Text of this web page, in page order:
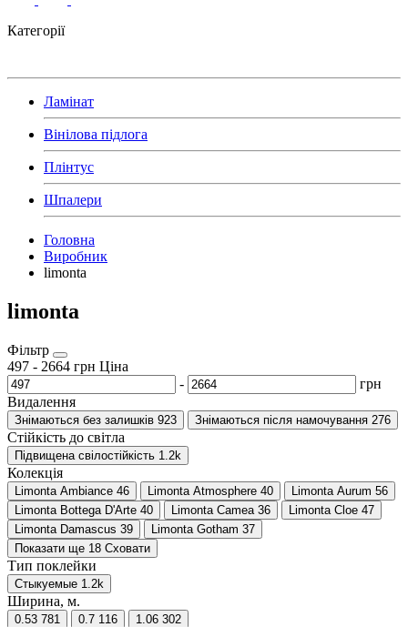
Категорії
Ламінат
Вінілова підлога
Плінтус
Шпалери
Головна
Виробник
limonta
limonta
Фільтр
497 - 2664 грн Ціна
-
грн
Видалення
Знімаються без залишків 923 Знімаються після намочування 276
Стійкість до світла
Підвищена свілостійкість 1.2k
Колекція
Limonta Ambiance 46 Limonta Atmosphere 40 Limonta Aurum 56
Limonta Bottega D'Arte 40 Limonta Camea 36 Limonta Cloe 47
Limonta Damascus 39 Limonta Gotham 37
Показати ще 18 Сховати
Тип поклейки
Стыкуемые 1.2k
Ширина, м.
0.53 781 0.7 116 1.06 302